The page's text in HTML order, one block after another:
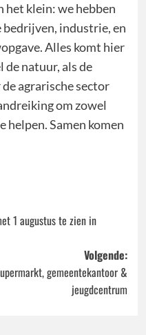
het klein: we hebben
bedrijven, industrie, en
Alles komt hier
de natuur, als de
agrarische sector
om zowel
helpen. Samen komen
1 augustus te zien in
Volgende:
gemeentekantoor &
jeugdcentrum